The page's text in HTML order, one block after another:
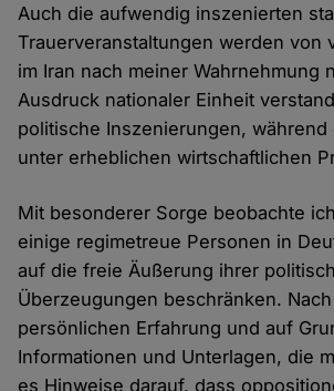
Auch die aufwendig inszenierten
Trauerveranstaltungen werden von
im Iran nach meiner Wahrnehmung
Ausdruck nationaler Einheit
politische Inszenierungen, während
unter erheblichen wirtschaftlichen
Mit besonderer Sorge beobachte
einige regimetreue Personen in
auf die freie Äußerung ihrer
Überzeugungen beschränken.
persönlichen Erfahrung und auf
Informationen und Unterlagen, die
es Hinweise darauf, dass